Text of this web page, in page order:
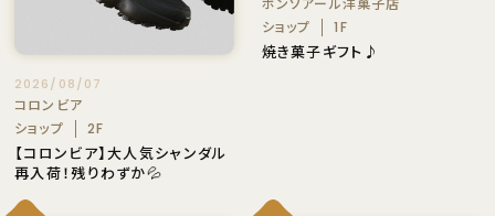
2026/08/07
コロンビア
ショップ
2F
【コロンビア】大人気シャンダル
再入荷！残りわずか💦
ショップ
1F
焼き菓子ギフト♪